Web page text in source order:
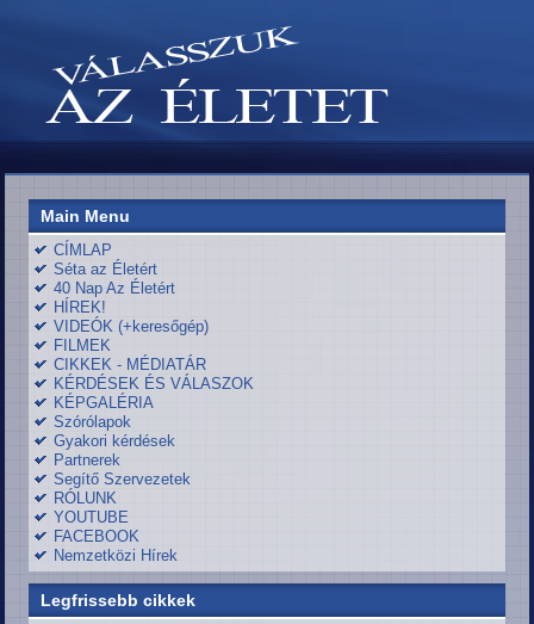
Main Menu
CÍMLAP
Séta az Életért
40 Nap Az Életért
HÍREK!
VIDEÓK (+keresőgép)
FILMEK
CIKKEK - MÉDIATÁR
KÉRDÉSEK ÉS VÁLASZOK
KÉPGALÉRIA
Szórólapok
Gyakori kérdések
Partnerek
Segítő Szervezetek
RÓLUNK
YOUTUBE
FACEBOOK
Nemzetközi Hírek
Legfrissebb cikkek